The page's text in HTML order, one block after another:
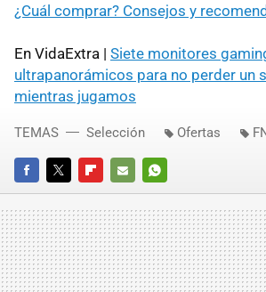
¿Cuál comprar? Consejos y
En VidaExtra | Siete monitores
ultrapanorámicos para no perder un
mientras jugamos
FACEBOOKTWITTERFLIPBOARD
E-
MAIL
WHATSAPP
TEMAS Selección Ofertas